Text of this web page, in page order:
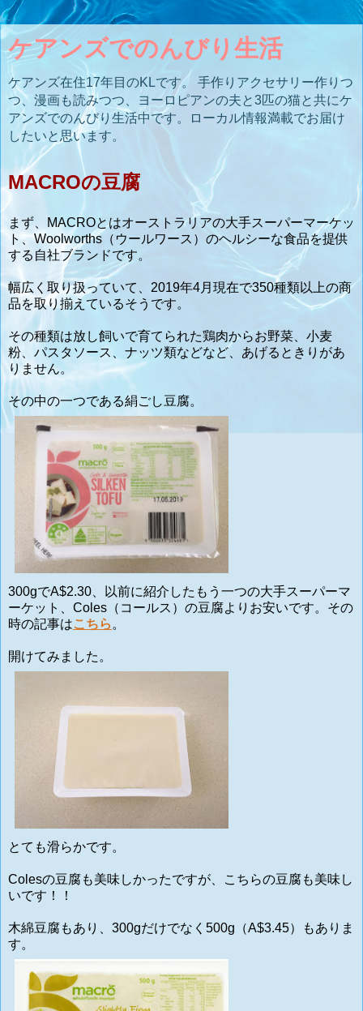
ケアンズでのんびり生活
ケアンズ在住17年目のKLです。 手作りアクセサリー作りつ
つ、漫画も読みつつ、ヨーロピアンの夫と3匹の猫と共にケ
アンズでのんびり生活中です。ローカル情報満載でお届け
したいと思います。
MACROの豆腐
まず、MACROとはオーストラリアの大手スーパーマーケッ
ト、Woolworths（ウールワース）のヘルシーな食品を提供
する自社ブランドです。
幅広く取り扱っていて、2019年4月現在で350種類以上の商
品を取り揃えているそうです。
その種類は放し飼いで育てられた鶏肉からお野菜、小麦
粉、パスタソース、ナッツ類などなど、あげるときりがあ
りません。
その中の一つである絹ごし豆腐。
300gでA$2.30、以前に紹介したもう一つの大手スーパーマ
ーケット、Coles（コールス）の豆腐よりお安いです。 その
時の記事はこちら 。
開けてみました。
とても滑らかです。
Colesの豆腐も美味しかったですが、こちらの豆腐も美味し
いです！！
木綿豆腐もあり、300gだけでなく500g（A$3.45）もありま
す。